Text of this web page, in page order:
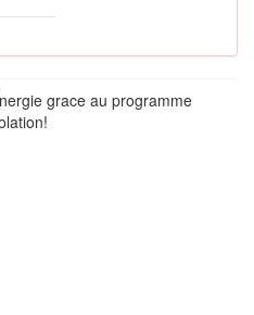
grace au programme